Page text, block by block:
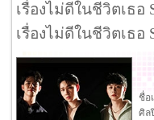
เรื่องไม่ดีในชีวิตเธอ
เรื่องไม่ดีในชีวิตเธอ
ชื่อ
ศิล